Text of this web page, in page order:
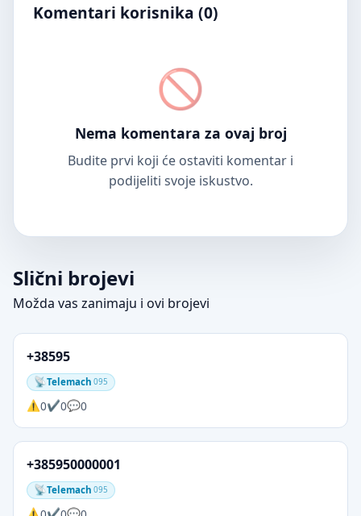
Komentari korisnika (0)
Nema komentara za ovaj broj
Budite prvi koji će ostaviti komentar i
podijeliti svoje iskustvo.
Slični brojevi
Možda vas zanimaju i ovi brojevi
+38595
Telemach 095
0 0 0
+385950000001
Telemach 095